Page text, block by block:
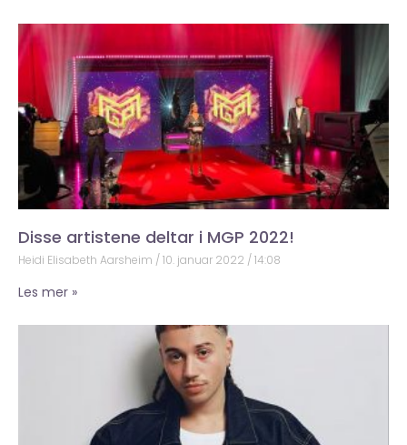
Disse artistene deltar i MGP 2022!
Heidi Elisabeth Aarsheim 10. januar 2022 14:08
Les mer »